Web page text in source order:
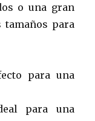
o una gran
tamaños para
para una
para una